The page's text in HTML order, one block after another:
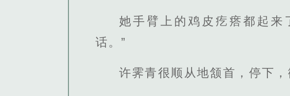
她手臂上的鸡皮疙瘩都起来
话。”
许霁青很顺从地颔首，停下